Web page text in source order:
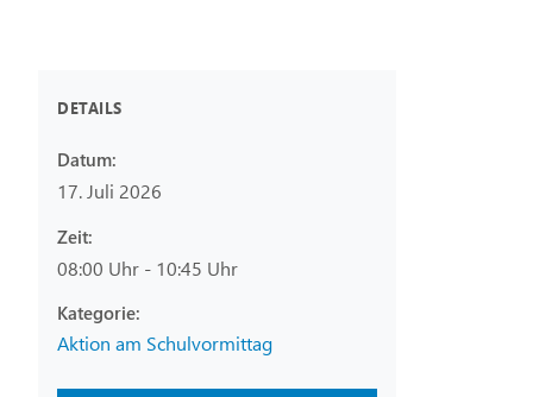
DETAILS
Datum:
17. Juli 2026
Zeit:
08:00 Uhr - 10:45 Uhr
Aktion am Schulvormittag